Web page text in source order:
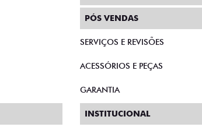
PÓS VENDAS
SERVIÇOS E REVISÕES
ACESSÓRIOS E PEÇAS
GARANTIA
INSTITUCIONAL